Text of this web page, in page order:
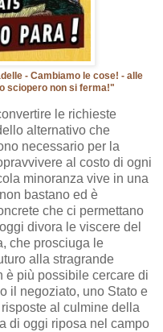
- Cambiamo le cose! - alle
sciopero non si ferma!"
le richieste
alternativo che
necessario per la
al costo di ogni
minoranza vive in una
bastano ed è
che ci permettano
divora le viscere del
che prosciuga le
alla stragrande
è più possibile cercare di
il negoziato, uno Stato e
al culmine della
di oggi riposa nel campo